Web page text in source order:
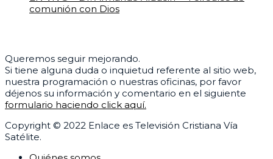
comunión con Dios
Queremos seguir mejorando.
Si tiene alguna duda o inquietud referente al sitio web,
nuestra programación o nuestras oficinas, por favor
déjenos su información y comentario en el siguiente
formulario haciendo click aquí.
Copyright © 2022 Enlace es Televisión Cristiana Vía
Satélite.